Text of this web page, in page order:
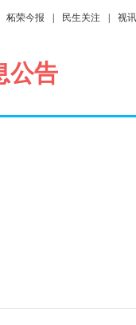
柘荣今报 民生关注 视
公告